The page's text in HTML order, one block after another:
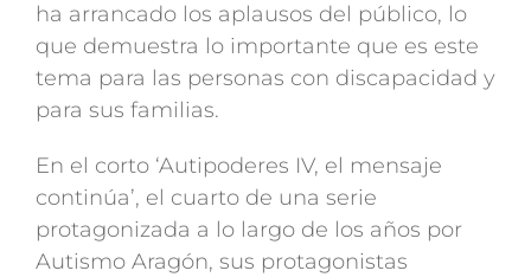
ha arrancado los aplausos del público, lo
que demuestra lo importante que es este
tema para las personas con discapacidad y
para sus familias.
En el corto ‘Autipoderes IV, el mensaje
continúa’, el cuarto de una serie
protagonizada a lo largo de los años por
Autismo Aragón, sus protagonistas